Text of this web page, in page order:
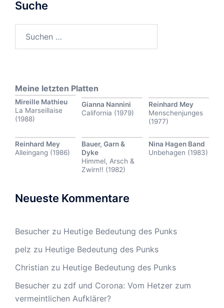
Suche
Meine letzten Platten
Mireille Mathieu
La Marseillaise
(1988)
Gianna Nannini
California (1979)
Reinhard Mey
Menschenjunges
(1977)
Reinhard Mey
Alleingang (1986)
Bauer, Garn &
Dyke
Himmel, Arsch &
Zwirn!! (1982)
Nina Hagen Band
Unbehagen (1983)
Neueste Kommentare
Besucher zu Heutige Bedeutung des Punks
pelz zu Heutige Bedeutung des Punks
Christian zu Heutige Bedeutung des Punks
Besucher zu zdf und Corona: Vom Hetzer zum
vermeintlichen Aufklärer?